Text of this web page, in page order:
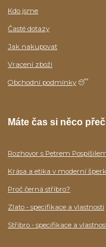
Kdo jsme
Časté dotazy
Jak nakupovat
Vracení zboží
Obchodní podmínky 😴
Máte čas si něco
Rozhovor s Petrem
Krása a etika v moderní
Proč černá stříbro?
Zlato - specifikace a vlastnosti
Stříbro - specifikace a